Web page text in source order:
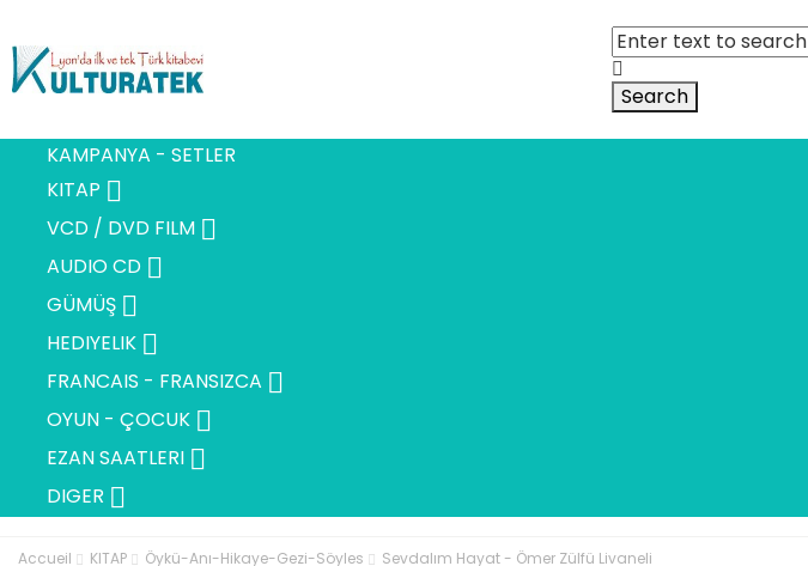
Search
KAMPANYA - SETLER
KITAP 
VCD / DVD FILM 
AUDIO CD 
GÜMÜŞ 
HEDIYELIK 
FRANCAIS - FRANSIZCA 
OYUN - ÇOCUK 
EZAN SAATLERI 
DIGER 
Accueil KITAP Öykü-Anı-Hikaye-Gezi-Söyles Sevdalım Hayat - Ömer Zülfü Livaneli